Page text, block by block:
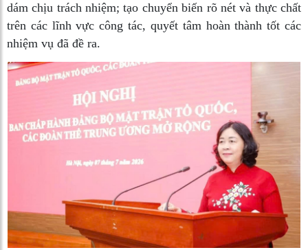
dám chịu trách nhiệm; tạo chuyển biến rõ nét và thực chất
trên các lĩnh vực công tác, quyết tâm hoàn thành tốt các
nhiệm vụ đã đề ra.